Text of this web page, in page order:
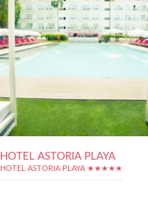
HOTEL ASTORIA PLAYA
HOTEL ASTORIA PLAYA ★★★★★